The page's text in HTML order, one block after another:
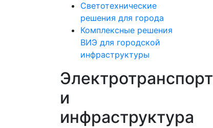
Светотехнические
решения для города
Комплексные решения
ВИЭ для городской
инфраструктуры
Электротранспорт
и
инфраструктура